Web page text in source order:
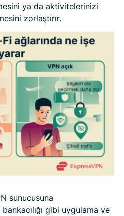
ya da aktivitelerinizi
zorlaştırır.
sunucusuna
gibi uygulama ve